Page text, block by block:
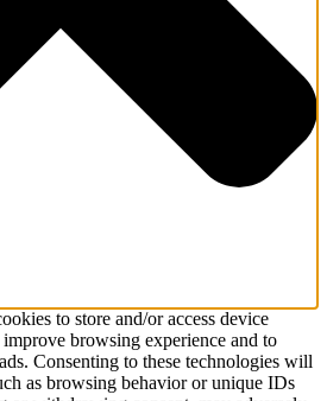
to store and/or access device
browsing experience and to
Consenting to these technologies will
as browsing behavior or unique IDs